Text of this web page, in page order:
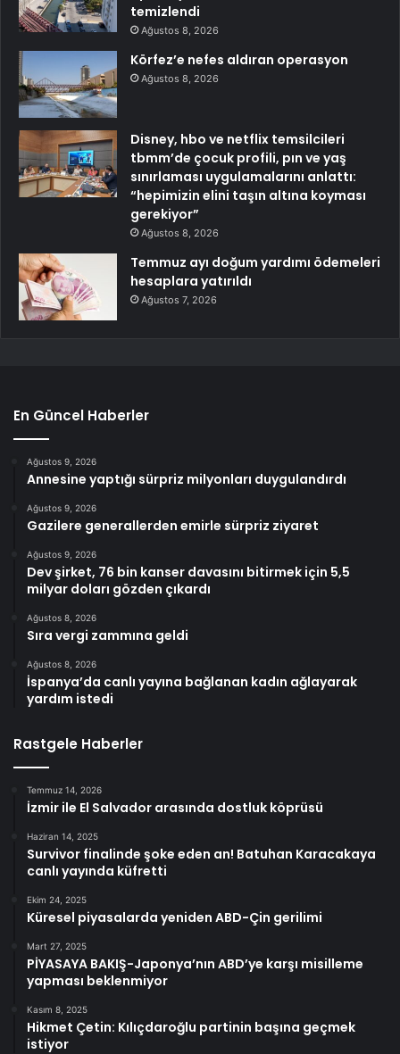
temizlendi
Ağustos 8, 2026
Körfez’e nefes aldıran operasyon
Ağustos 8, 2026
Disney, hbo ve netflix temsilcileri
tbmm’de çocuk profili, pın ve yaş
sınırlaması uygulamalarını anlattı:
“hepimizin elini taşın altına koyması
gerekiyor”
Ağustos 8, 2026
Temmuz ayı doğum yardımı ödemeleri
hesaplara yatırıldı
Ağustos 7, 2026
En Güncel Haberler
Ağustos 9, 2026
Annesine yaptığı sürpriz milyonları duygulandırdı
Ağustos 9, 2026
Gazilere generallerden emirle sürpriz ziyaret
Ağustos 9, 2026
Dev şirket, 76 bin kanser davasını bitirmek için 5,5
milyar doları gözden çıkardı
Ağustos 8, 2026
Sıra vergi zammına geldi
Ağustos 8, 2026
İspanya’da canlı yayına bağlanan kadın ağlayarak
yardım istedi
Rastgele Haberler
Temmuz 14, 2026
İzmir ile El Salvador arasında dostluk köprüsü
Haziran 14, 2025
Survivor finalinde şoke eden an! Batuhan Karacakaya
canlı yayında küfretti
Ekim 24, 2025
Küresel piyasalarda yeniden ABD-Çin gerilimi
Mart 27, 2025
PİYASAYA BAKIŞ-Japonya’nın ABD’ye karşı misilleme
yapması beklenmiyor
Kasım 8, 2025
Hikmet Çetin: Kılıçdaroğlu partinin başına geçmek
istiyor